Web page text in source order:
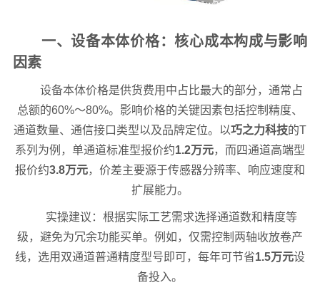
一、设备本体价格：核心成本构成与影响
因素
设备本体价格是供货费用中占比最大的部分，通常占
总额的60%～80%。影响价格的关键因素包括控制精度、
通道数量、通信接口类型以及品牌定位。以巧之力科技的T
系列为例，单通道标准型报价约1.2万元，而四通道高端型
报价约3.8万元，价差主要源于传感器分辨率、响应速度和
扩展能力。
实操建议：根据实际工艺需求选择通道数和精度等
级，避免为冗余功能买单。例如，仅需控制两轴收放卷产
线，选用双通道普通精度型号即可，每年可节省1.5万元设
备投入。